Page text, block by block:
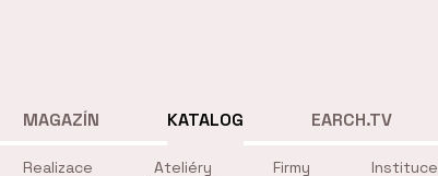
MAGAZÍN KATALOG
Realizace Ateliéry Firmy Instituce
EARCH.TV